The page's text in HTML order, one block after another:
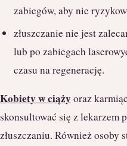
zabiegów, aby nie
złuszczanie nie jest
lub po zabiegach
czasu na regenerację.
Kobiety w ciążyoraz
skonsultować się z lekarzem
złuszczaniu. Również osoby